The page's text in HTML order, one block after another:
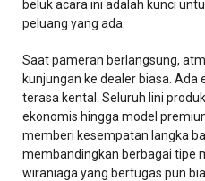
beluk acara ini adalah kunci
peluang yang ada.
Saat pameran berlangsung,
kunjungan ke dealer biasa.
terasa kental. Seluruh lini
ekonomis hingga model
memberi kesempatan langka
membandingkan berbagai tipe
wiraniaga yang bertugas pun